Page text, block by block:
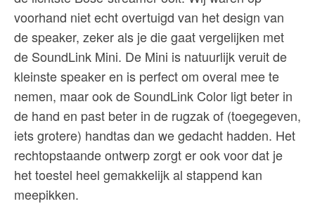
voorhand niet echt overtuigd van het design van
de speaker, zeker als je die gaat vergelijken met
de SoundLink Mini. De Mini is natuurlijk veruit de
kleinste speaker en is perfect om overal mee te
nemen, maar ook de SoundLink Color ligt beter in
de hand en past beter in de rugzak of (toegegeven,
iets grotere) handtas dan we gedacht hadden. Het
rechtopstaande ontwerp zorgt er ook voor dat je
het toestel heel gemakkelijk al stappend kan
meepikken.